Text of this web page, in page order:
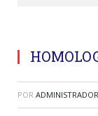
POR ADMINISTRADOR